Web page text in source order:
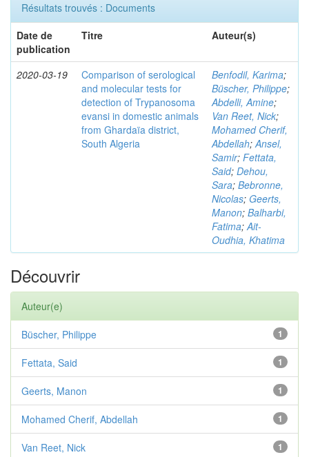
Résultats trouvés : Documents
Date de
publication
Titre Auteur(s)
2020-03-19
Comparison of serological
and molecular tests for
detection of Trypanosoma
evansi in domestic animals
from Ghardaïa district,
South Algeria
Benfodil, Karima;
Büscher, Philippe;
Abdelli, Amine;
Van Reet, Nick;
Mohamed Cherif,
Abdellah;Ansel,
Samir; Fettata,
Said; Dehou,
Sara; Bebronne,
Nicolas; Geerts,
Manon; Balharbi,
Fatima;Ait-
Oudhia, Khatima
Découvrir
Auteur(e)
1
Büscher, Philippe
1
Fettata, Said
1
Geerts, Manon
1
Mohamed Cherif, Abdellah
1
Van Reet, Nick